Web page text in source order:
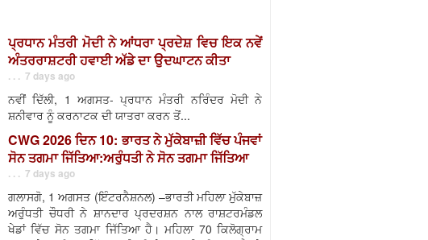
ਪ੍ਰਧਾਨ ਮੰਤਰੀ ਮੋਦੀ ਨੇ ਆਂਧਰਾ ਪ੍ਰਦੇਸ਼ ਵਿਚ ਇਕ ਨਵੇਂ
ਅੰਤਰਰਾਸ਼ਟਰੀ ਹਵਾਈ ਅੱਡੇ ਦਾ ਉਦਘਾਟਨ ਕੀਤਾ
. . . 7 days ago
ਨਵੀਂ ਦਿੱਲੀ, 1 ਅਗਸਤ- ਪ੍ਰਧਾਨ ਮੰਤਰੀ ਨਰਿੰਦਰ ਮੋਦੀ ਨੇ
ਸ਼ਨੀਵਾਰ ਨੂੰ ਕਰਨਾਟਕ ਦੀ ਯਾਤਰਾ ਕਰਨ ਤੋਂ...
CWG 2026 ਦਿਨ 10: ਭਾਰਤ ਨੇ ਮੁੱਕੇਬਾਜ਼ੀ ਵਿੱਚ ਪੰਜਵਾਂ
ਸੋਨ ਤਗਮਾ ਜਿੱਤਿਆ:ਅਰੁੰਧਤੀ ਨੇ ਸੋਨ ਤਗਮਾ ਜਿੱਤਿਆ
. . . 7 days ago
ਗਲਾਸਗੋ, 1 ਅਗਸਤ (ਇੰਟਰਨੈਸ਼ਨਲ) –ਭਾਰਤੀ ਮਹਿਲਾ ਮੁੱਕੇਬਾਜ਼
ਅਰੁੰਧਤੀ ਚੌਧਰੀ ਨੇ ਸ਼ਾਨਦਾਰ ਪ੍ਰਦਰਸ਼ਨ ਨਾਲ ਰਾਸ਼ਟਰਮੰਡਲ
ਖੇਡਾਂ ਵਿੱਚ ਸੋਨ ਤਗਮਾ ਜਿੱਤਿਆ ਹੈ। ਮਹਿਲਾ 70 ਕਿਲੋਗ੍ਰਾਮ